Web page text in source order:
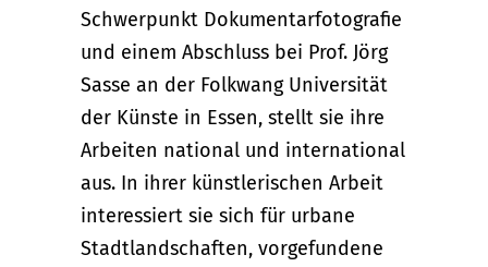
Schwerpunkt Dokumentarfotografie
und einem Abschluss bei Prof. Jörg
Sasse an der Folkwang Universität
der Künste in Essen, stellt sie ihre
Arbeiten national und international
aus. In ihrer künstlerischen Arbeit
interessiert sie sich für urbane
Stadtlandschaften, vorgefundene